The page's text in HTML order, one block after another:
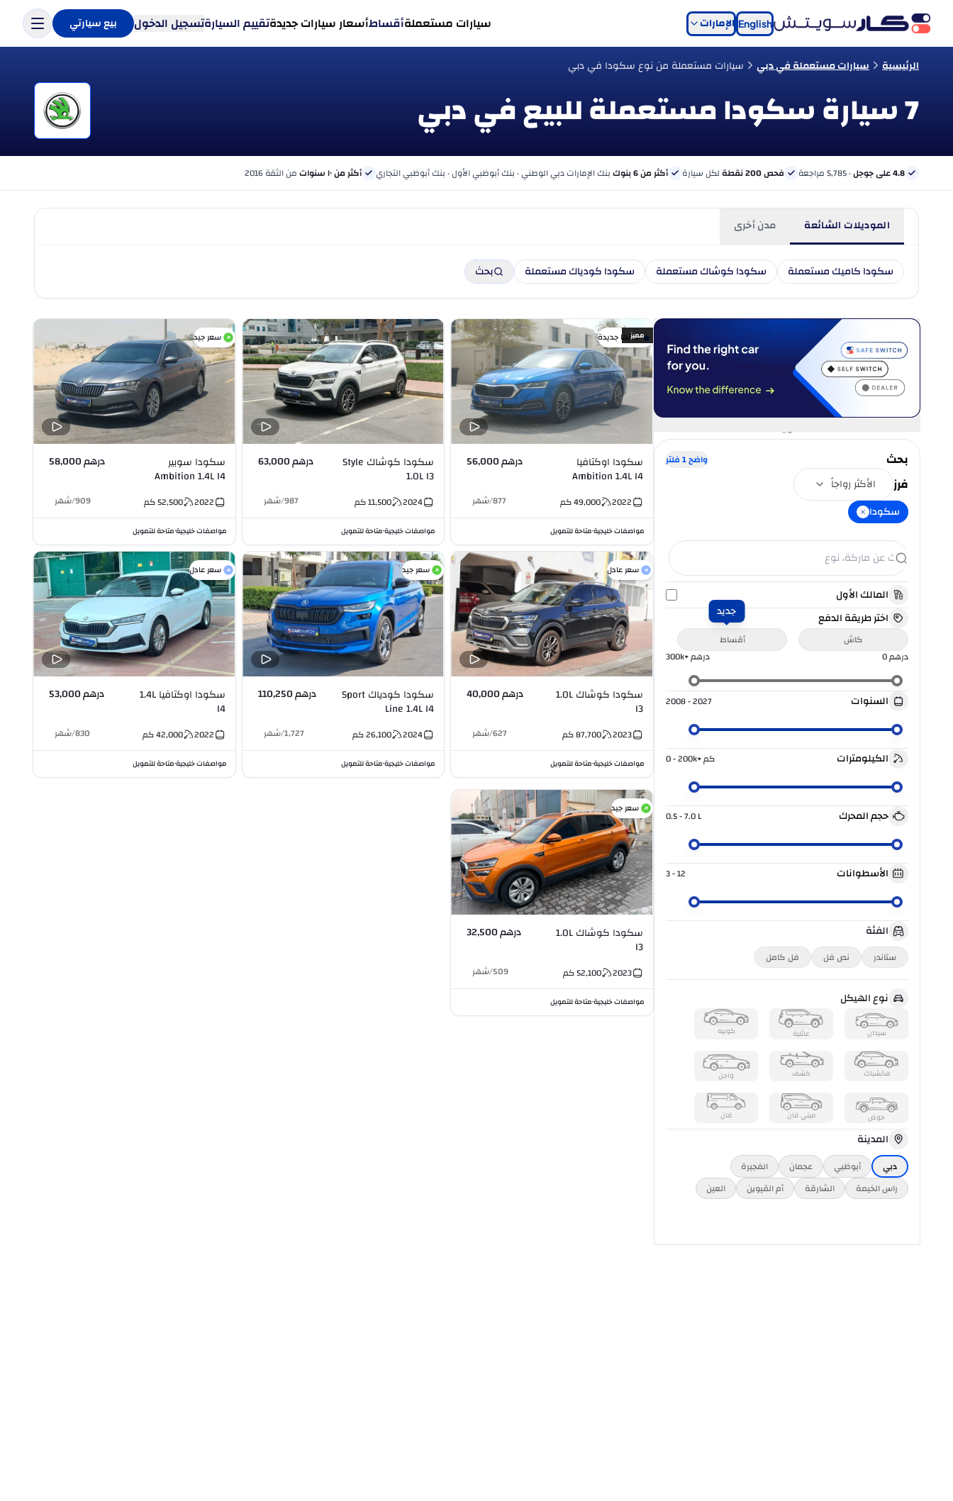
English الإمارات سيارات مستعملةأقساطأسعار سيارات جديدةتقييم السيارةتسجيل الدخول بيع سيارتي
الرئيسية سيارات مستعملة في دبي سيارات مستعملة من نوع سكودا في دبي
7 سيارة سكودا مستعملة للبيع في دبي
4.8 على جوجل · 5,785 مراجعة فحص 200 نقطة لكل سيارة أكثر من 6 بنوك بنك الإمارات دبي الوطني · بنك أبوظبي الأول · بنك أبوظبي التجاري أكثر من ١٠ سنوات من الثقة 2016
الموديلات الشائعة مدن أخرى
سكودا كاميك مستعملة سكودا كوشاك مستعملة سكودا كودياك مستعملة بحث
بحث واضح1فلتر
فرز
الأكثر رواجاً
سكودا
المالك الأول
اختر طريقة الدفع
كاش
جديد
أقساط
درهم0 درهم300k+
السنوات 2008 - 2027
الكيلومترات 0 - 200k+كم
حجم المحرك 0.5 - 7.0L
الأسطوانات 3 - 12
الفئة
ستاندر نص فل فل كامل
نوع الهيكل
سيدان عائلية كوبيه
هاتشباك كشف واجن
حوض ميني فان فان
المدينة
دبي أبوظبي عجمان
الفجيرة
راس الخیمة
الشارقة أم القيوين العين
كأنها جديدةمميز
سكودا اوكتافيا
Ambition 1.4L I4
درهم 56,000
2022
49,000كم 877
/شهر
مواصفات خليجية•متاحة للتمويل
سكودا كوشاك Style
1.0L I3
درهم 63,000
2024
11,500كم 987
/شهر
مواصفات خليجية•متاحة للتمويل
سعر جيد
سكودا سوبير
Ambition 1.4L I4
درهم 58,000
2022
52,500كم 909
/شهر
مواصفات خليجية•متاحة للتمويل
سعر عادل
سكودا كوشاك 1.0L
I3
درهم 40,000
2023
87,700كم 627
/شهر
مواصفات خليجية•متاحة للتمويل
سعر جيد
سكودا كودياك Sport
Line 1.4L I4
درهم 110,250
2024
26,100كم 1,727
/شهر
مواصفات خليجية•متاحة للتمويل
سعر عادل
سكودا اوكتافيا 1.4L
I4
درهم 53,000
2022
42,000كم 830
/شهر
مواصفات خليجية•متاحة للتمويل
سعر جيد
سكودا كوشاك 1.0L
I3
درهم 32,500
2023
52,100كم 509
/شهر
مواصفات خليجية•متاحة للتمويل